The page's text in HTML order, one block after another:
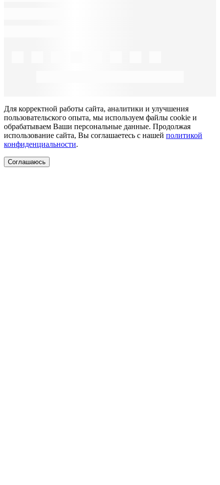
Для корректной работы сайта, аналитики и улучшения
пользовательского опыта, мы используем файлы cookie и
обрабатываем Ваши персональные данные. Продолжая
использование сайта, Вы соглашаетесь с нашей политикой
конфиденциальности.
Соглашаюсь